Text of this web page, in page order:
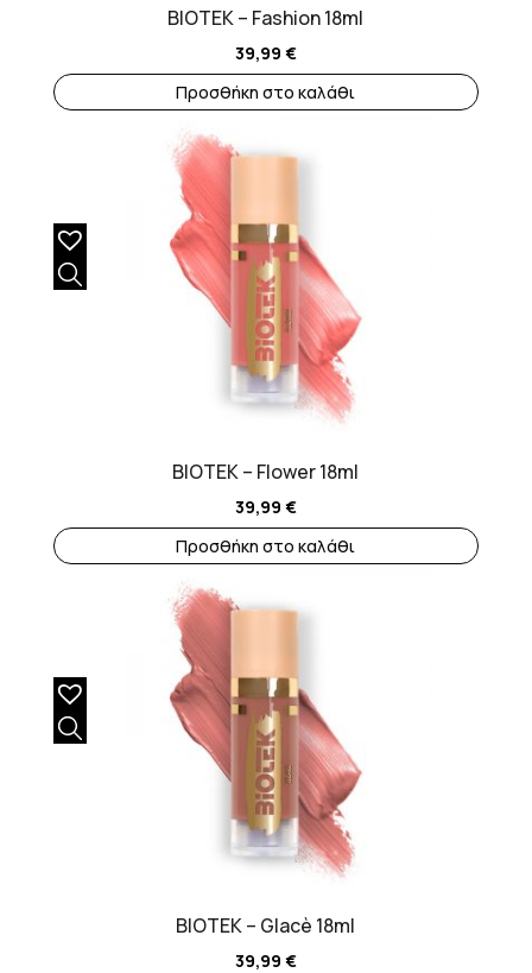
BIOTEK – Fashion 18ml
39,99 €
Προσθήκη στο καλάθι
BIOTEK – Flower 18ml
39,99 €
Προσθήκη στο καλάθι
BIOTEK – Glacè 18ml
39,99 €